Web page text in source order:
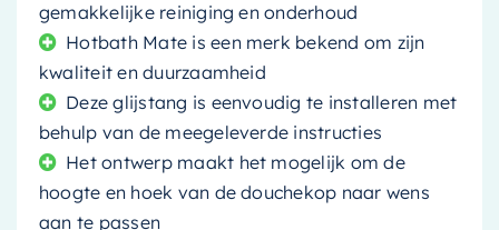
gemakkelijke reiniging en onderhoud
Hotbath Mate is een merk bekend om zijn
kwaliteit en duurzaamheid
Deze glijstang is eenvoudig te installeren met
behulp van de meegeleverde instructies
Het ontwerp maakt het mogelijk om de
hoogte en hoek van de douchekop naar wens
aan te passen